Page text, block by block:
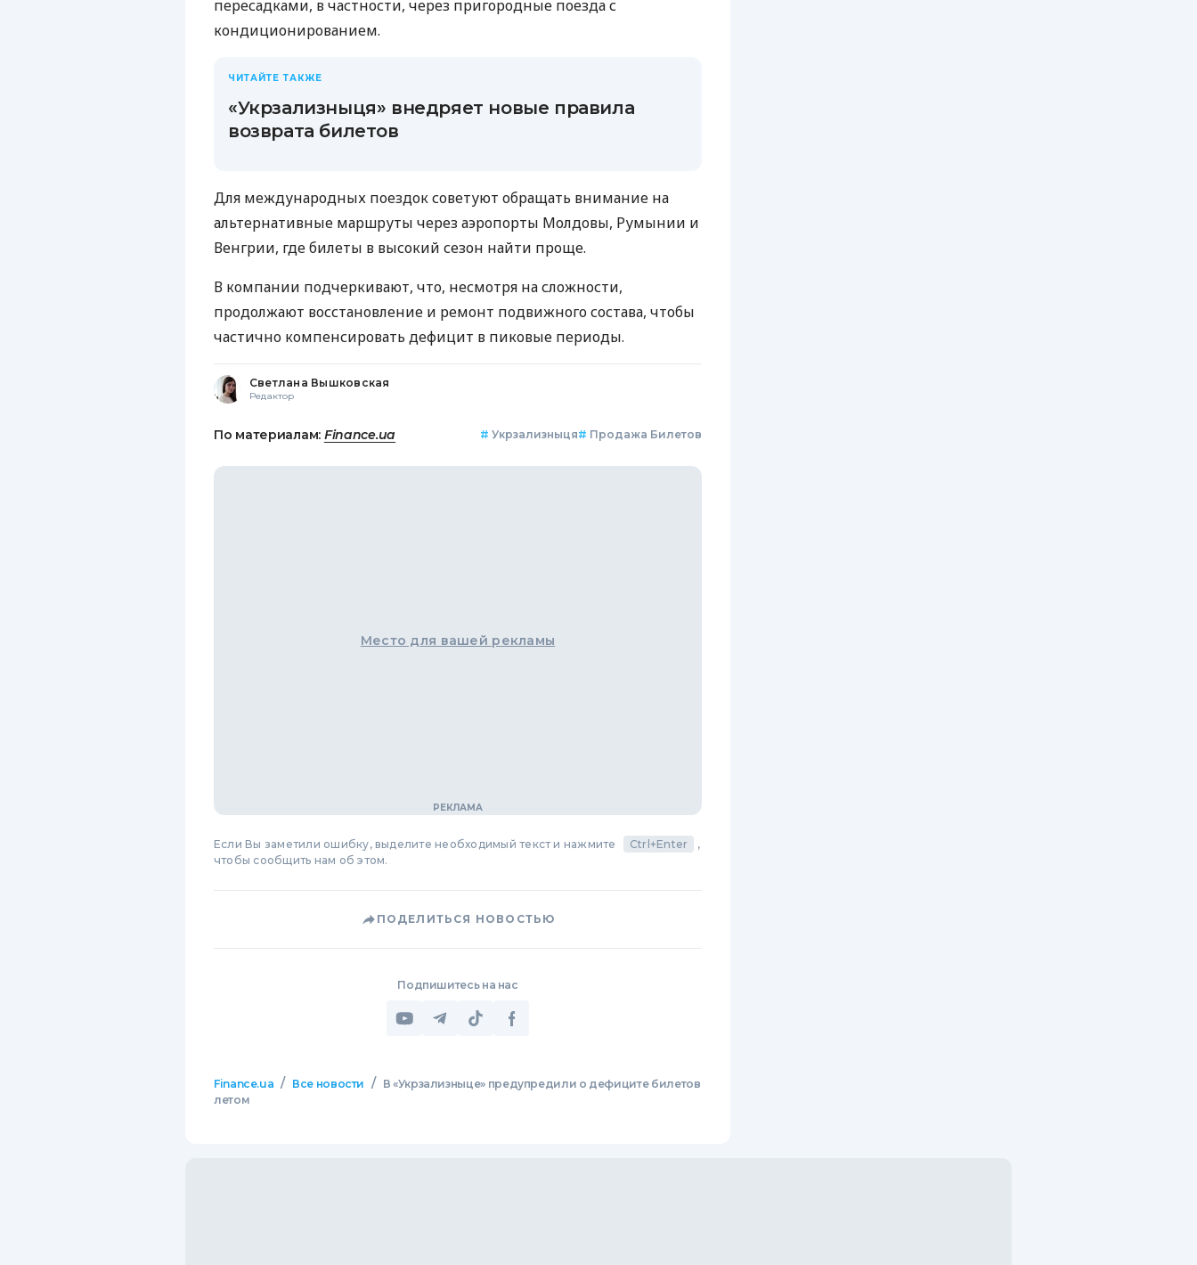
пересадками, в частности, через пригородные поезда с
кондиционированием.
ЧИТАЙТЕ ТАКЖЕ
«Укрзализныця» внедряет новые правила
возврата билетов
Для международных поездок советуют обращать внимание на
альтернативные маршруты через аэропорты Молдовы, Румынии и
Венгрии, где билеты в высокий сезон найти проще.
В компании подчеркивают, что, несмотря на сложности,
продолжают восстановление и ремонт подвижного состава, чтобы
частично компенсировать дефицит в пиковые периоды.
Светлана Вышковская
Редактор
По материалам: Finance.ua # Укрзализныця# Продажа Билетов
Место для вашей рекламы
Если Вы заметили ошибку, выделите необходимый текст и нажмите Ctrl+Enter
,
чтобы сообщить нам об этом.
ПОДЕЛИТЬСЯ НОВОСТЬЮ
Подпишитесь на нас
Finance.ua / Все новости /
В «Укрзализныце» предупредили о дефиците билетов
летом